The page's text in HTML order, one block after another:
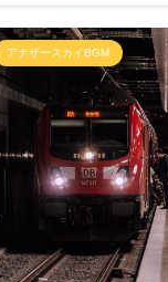
アナザースカイBGM